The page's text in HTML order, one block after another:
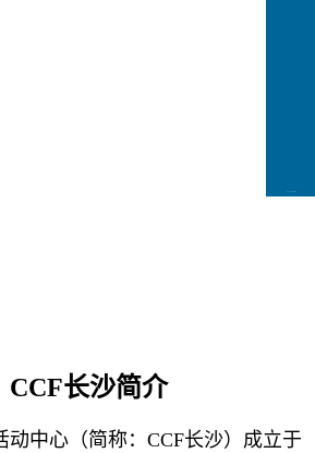
CCF长沙简介
动中心（简称：CCF长沙）成立于